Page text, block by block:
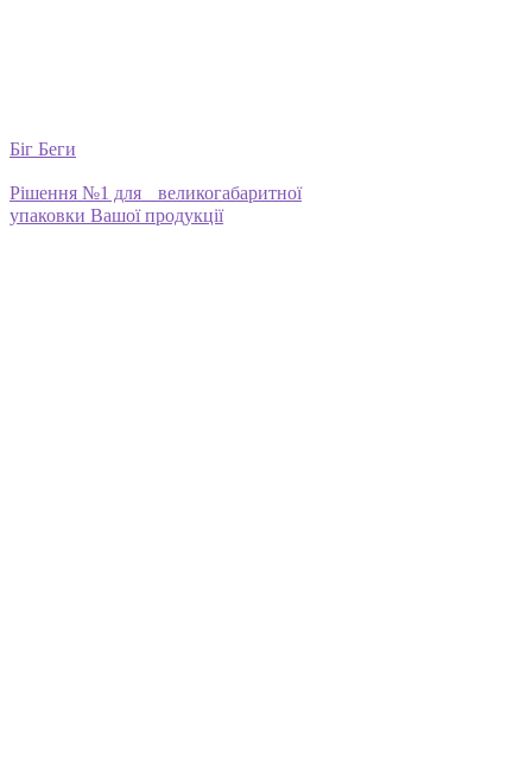
Біг Беги
Рішення №1 для великогабаритної
упаковки Вашої продукції